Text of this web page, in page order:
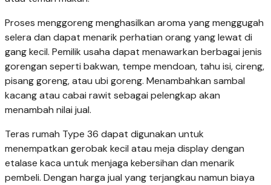
Proses menggoreng menghasilkan aroma yang menggugah
selera dan dapat menarik perhatian orang yang lewat di
gang kecil. Pemilik usaha dapat menawarkan berbagai jenis
gorengan seperti bakwan, tempe mendoan, tahu isi, cireng,
pisang goreng, atau ubi goreng. Menambahkan sambal
kacang atau cabai rawit sebagai pelengkap akan
menambah nilai jual.
Teras rumah Type 36 dapat digunakan untuk
menempatkan gerobak kecil atau meja display dengan
etalase kaca untuk menjaga kebersihan dan menarik
pembeli. Dengan harga jual yang terjangkau namun biaya